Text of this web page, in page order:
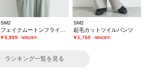
SM2
￥5,995 -50%OFF-
SM2
起毛カットツイルパンツ
￥1,760 -50%OFF-
ランキング一覧を見る